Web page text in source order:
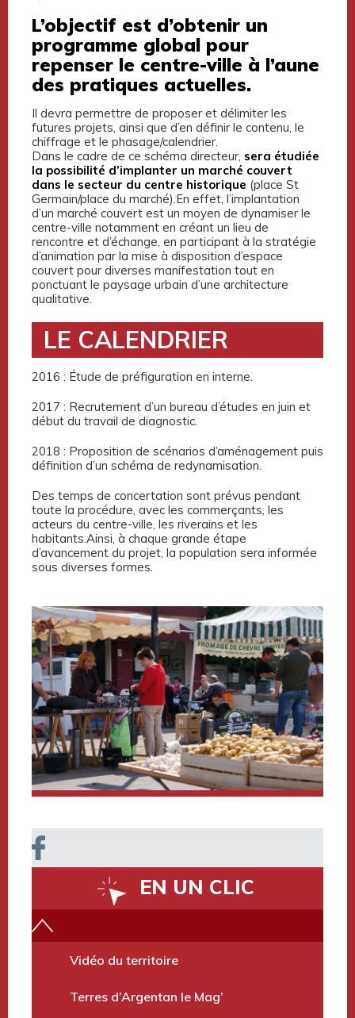
L’objectif est d’obtenir un
programme global pour
repenser le centre-ville à l’aune
des pratiques actuelles.
Il devra permettre de proposer et délimiter les
futures projets, ainsi que d’en définir le contenu, le
chiffrage et le phasage/calendrier.
Dans le cadre de ce schéma directeur, sera étudiée
la possibilité d’implanter un marché couvert
dans le secteur du centre historique (place St
Germain/place du marché).En effet, l’implantation
d’un marché couvert est un moyen de dynamiser le
centre-ville notamment en créant un lieu de
rencontre et d’échange, en participant à la stratégie
d’animation par la mise à disposition d’espace
couvert pour diverses manifestation tout en
ponctuant le paysage urbain d’une architecture
qualitative.
LE CALENDRIER
2016 : Étude de préfiguration en interne.
2017 : Recrutement d’un bureau d’études en juin et
début du travail de diagnostic.
2018 : Proposition de scénarios d’aménagement puis
définition d’un schéma de redynamisation.
Des temps de concertation sont prévus pendant
toute la procédure, avec les commerçants, les
acteurs du centre-ville, les riverains et les
habitants.Ainsi, à chaque grande étape
d’avancement du projet, la population sera informée
sous diverses formes.
EN UN CLIC
Terres d’Argentan Mobilité
Vidéo du territoire